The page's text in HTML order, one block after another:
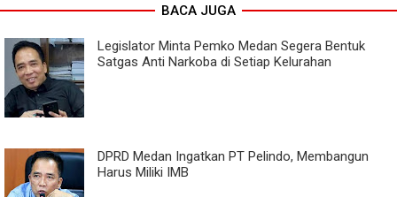
BACA JUGA
Legislator Minta Pemko Medan Segera Bentuk
Satgas Anti Narkoba di Setiap Kelurahan
DPRD Medan Ingatkan PT Pelindo, Membangun
Harus Miliki IMB